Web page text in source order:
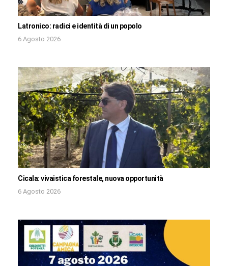
Latronico: radici e identità di un popolo
6 Agosto 2026
Cicala: vivaistica forestale, nuova opportunità
6 Agosto 2026